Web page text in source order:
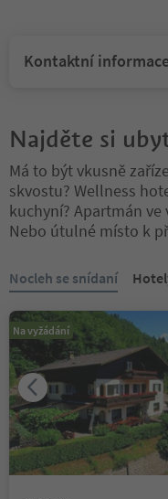
Kontaktní
Najděte si
Má to být vkusně
skvostu? Wellness
kuchyní? Apartmán
Nebo útulné místo k
Nacházíte se na
Nocleh se snídaní
Na vyžádání